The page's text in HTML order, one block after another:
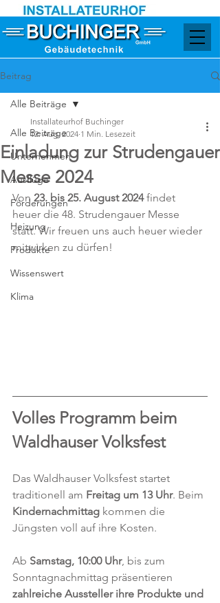
Beitrag
Alle Beiträge
Unternehmen
Ausflüge
Förderungen
Heizung
Produkte
Wissenswert
Klima
Alle Beiträge
Einladung zur Strudengauer
Messe 2024
Installateurhof Buchinger
12. Aug. 2024 1 Min. Lesezeit
Von 23. bis 25. August 2024 findet
heuer die 48. Strudengauer Messe
statt. Wir freuen uns auch heuer wieder
mitwirken zu dürfen!
Volles Programm beim
Waldhauser Volksfest
Das Waldhauser Volksfest startet
traditionell am Freitag um 13 Uhr. Beim
Kindernachmittag kommen die
Jüngsten voll auf ihre Kosten.
Ab Samstag, 10:00 Uhr, bis zum
Sonntagnachmittag präsentieren
zahlreiche Aussteller ihre Produkte und